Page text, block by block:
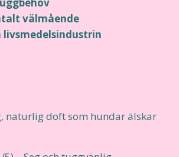
välmående
naturlig doft som hundar älskar